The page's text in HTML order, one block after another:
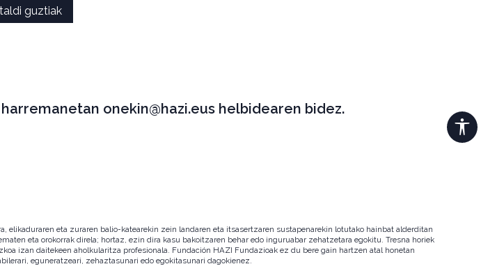
guztiak
onekin@hazi.eus helbidearen bidez.
eta zuraren balio-katearekin zein landaren eta itsasertzaren sustapenarekin lotutako hainbat alderditan
eta orokorrak direla; hortaz, ezin dira kasu bakoitzaren behar edo inguruabar zehatzetara egokitu. Tresna horiek
izan daitekeen aholkularitza profesionala. Fundación HAZI Fundazioak ez du bere gain hartzen atal honetan
eguneratzeari, zehaztasunari edo egokitasunari dagokienez.